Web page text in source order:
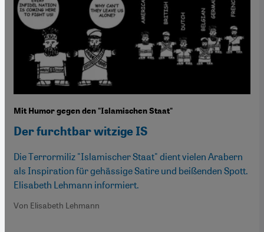
Mit Humor gegen den "Islamischen Staat"
Der furchtbar witzige IS
Die Terrormiliz "Islamischer Staat" dient vielen Arabern
als Inspiration für gehässige Satire und beißenden Spott.
Elisabeth Lehmann informiert.
Von Elisabeth Lehmann